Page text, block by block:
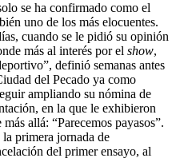
se ha confirmado como el
uno de los más elocuentes.
cuando se le pidió su opinión
más al interés por el show,
definió semanas antes
del Pecado ya como
ampliando su nómina de
en la que le exhibieron
allá: “Parecemos payasos”.
la primera jornada de
del primer ensayo, al